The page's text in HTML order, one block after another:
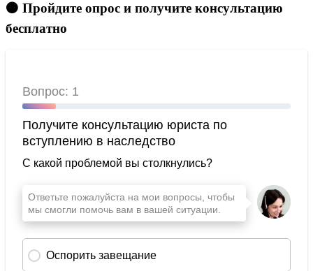
🟠 Пройдите опрос и получите консультацию
бесплатно